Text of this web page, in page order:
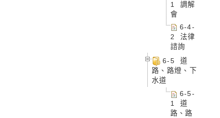
1 調解
會
6-4-
2 法律
諮詢
6-5 道
路、路燈、下
水道
6-5-
1 道
路、路